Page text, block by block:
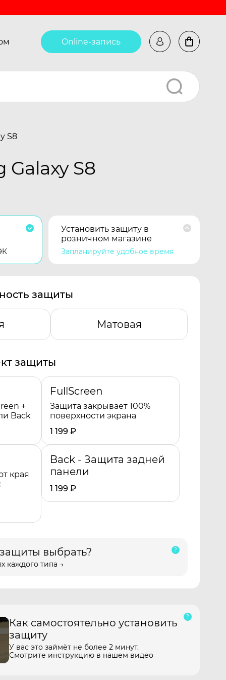
Online-запись
S8
S8
Установить защиту в
розничном магазине
Запланируйте удобное время
защиты
Матовая
защиты
+
Back
FullScreen
Защита закрывает 100%
поверхности экрана
1 199 ₽
края
Back - Защита задней
панели
1 199 ₽
выбрать?
каждого типа →
Как самостоятельно установить
защиту
У вас это займёт не более 2 минут.
Смотрите инструкцию в нашем видео